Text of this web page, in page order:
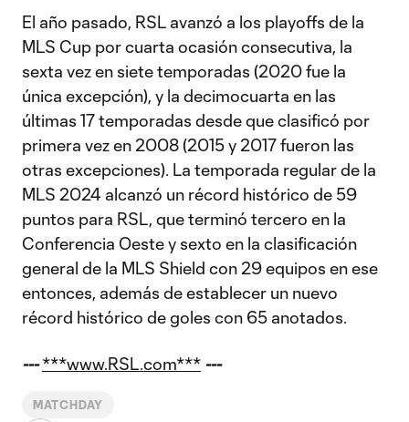
El año pasado, RSL avanzó a los playoffs de la
MLS Cup por cuarta ocasión consecutiva, la
sexta vez en siete temporadas (2020 fue la
única excepción), y la decimocuarta en las
últimas 17 temporadas desde que clasificó por
primera vez en 2008 (2015 y 2017 fueron las
otras excepciones). La temporada regular de la
MLS 2024 alcanzó un récord histórico de 59
puntos para RSL, que terminó tercero en la
Conferencia Oeste y sexto en la clasificación
general de la MLS Shield con 29 equipos en ese
entonces, además de establecer un nuevo
récord histórico de goles con 65 anotados.
--- ***www.RSL.com*** ---
MATCHDAY